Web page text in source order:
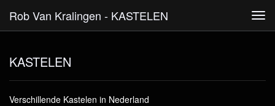
Rob Van Kralingen - KASTELEN
KASTELEN
Verschillende Kastelen in Nederland